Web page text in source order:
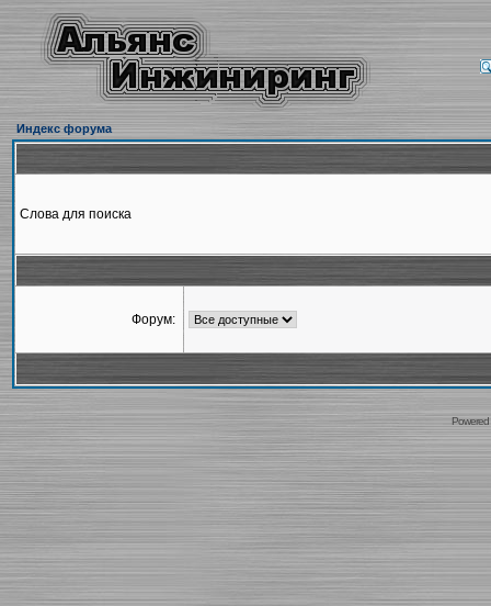
Индекс форума
Слова для поиска
Форум: